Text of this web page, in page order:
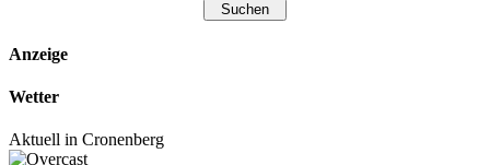
Anzeige
Wetter
Aktuell in Cronenberg